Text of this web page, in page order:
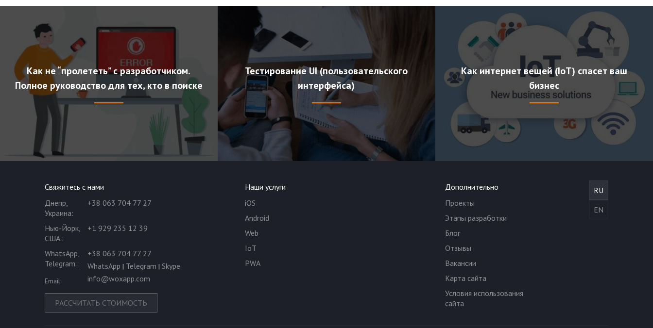
Как не “пролететь” с разработчиком.
Полное руководство для тех, кто в поиске
Тестирование UI (пользовательского
интерфейса)
Как интернет вещей (IoT) спасет ваш
бизнес
Свяжитесь с нами
Днепр,
Украина:
+38 063 704 77 27
Нью-Йорк,
США.:
+1 929 235 12 39
WhatsApp,
Telegram.:
+38 063 704 77 27
WhatsApp | Telegram |Skype
Email: info@woxapp.com
РАСCЧИТАТЬ СТОИМОСТЬ
Наши услуги
iOS
Android
Web
IoT
PWA
Дополнительно
Проекты
Этапы разработки
Блог
Отзывы
Вакансии
Карта сайта
Условия использования
сайта
RU
EN